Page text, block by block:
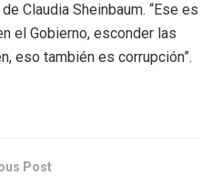
Claudia Sheinbaum. “Ese es
el Gobierno, esconder las
eso también es corrupción”.
Post